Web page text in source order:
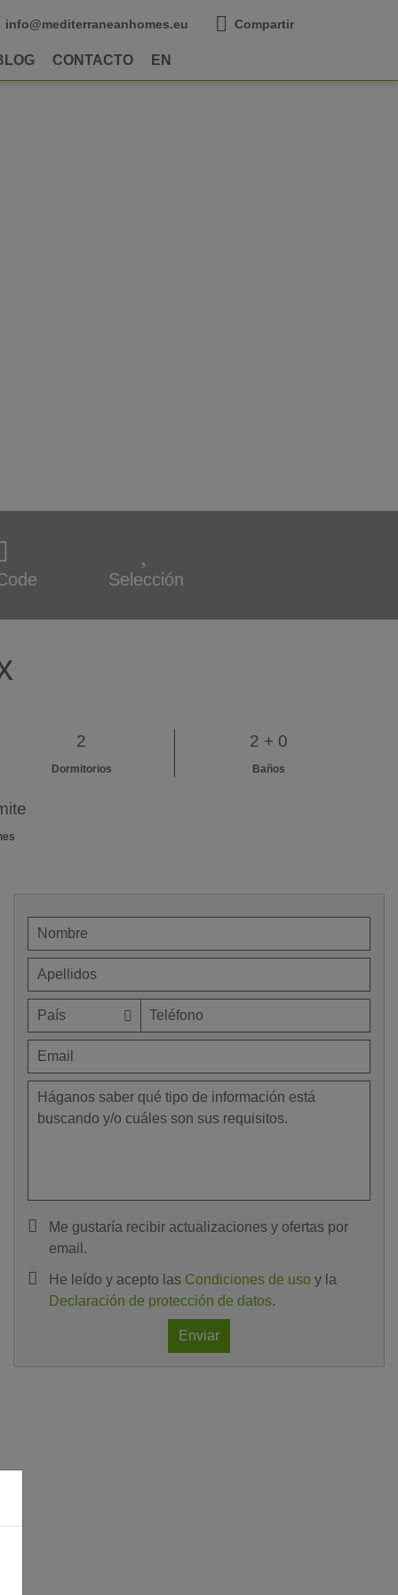
info@mediterraneanhomes.eu Compartir
CONTACTO EN
Selección
2
Dormitorios
2 + 0
Baños
Me gustaría recibir actualizaciones y ofertas por
email.
He leído y acepto las Condiciones de uso y la
Declaración de protección de datos.
Enviar